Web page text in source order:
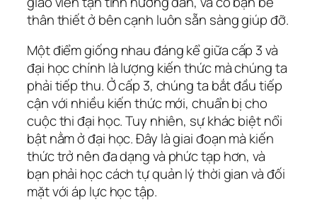
thân thiết ở bên cạnh luôn sẵn sàng giúp đỡ.
Một điểm giống nhau đáng kể giữa cấp 3 và
đại học chính là lượng kiến thức mà chúng ta
phải tiếp thu. Ở cấp 3, chúng ta bắt đầu tiếp
cận với nhiều kiến thức mới, chuẩn bị cho
cuộc thi đại học. Tuy nhiên, sự khác biệt nổi
bật nằm ở đại học. Đây là giai đoạn mà kiến
thức trở nên đa dạng và phức tạp hơn, và
bạn phải học cách tự quản lý thời gian và đối
mặt với áp lực học tập.